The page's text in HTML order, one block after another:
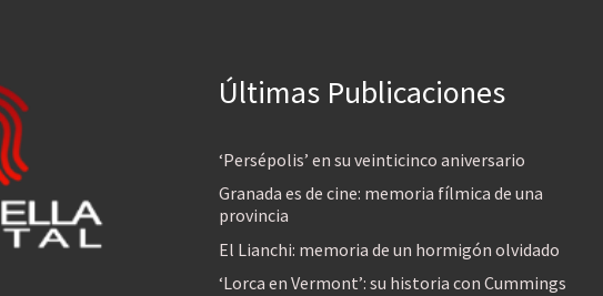
Últimas Publicaciones
‘Persépolis’ en su veinticinco aniversario
Granada es de cine: memoria fílmica de una
provincia
El Lianchi: memoria de un hormigón olvidado
‘Lorca en Vermont’: su historia con Cummings